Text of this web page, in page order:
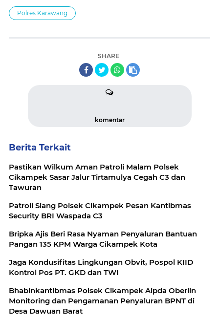
Polres Karawang
SHARE
komentar
Berita Terkait
Pastikan Wilkum Aman Patroli Malam Polsek
Cikampek Sasar Jalur Tirtamulya Cegah C3 dan
Tawuran
Patroli Siang Polsek Cikampek Pesan Kantibmas
Security BRI Waspada C3
Bripka Ajis Beri Rasa Nyaman Penyaluran Bantuan
Pangan 135 KPM Warga Cikampek Kota
Jaga Kondusifitas Lingkungan Obvit, Pospol KIID
Kontrol Pos PT. GKD dan TWI
Bhabinkantibmas Polsek Cikampek Aipda Oberlin
Monitoring dan Pengamanan Penyaluran BPNT di
Desa Dawuan Barat